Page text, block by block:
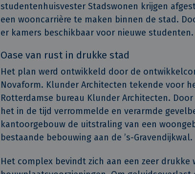
studentenhuisvester Stadswonen krijgen
een wooncarrière te maken binnen de stad.
er kamers beschikbaar voor nieuwe studenten.
Oase van rust in drukke stad
Het plan werd ontwikkeld door de
Novaform. Klunder Architecten tekende voor
Rotterdamse bureau Klunder Architecten.
het in de tijd verrommelde en verarmde
kantoorgebouw de uitstraling van een
bestaande bebouwing aan de ’s-Gravendijkwal.
Het complex bevindt zich aan een zeer